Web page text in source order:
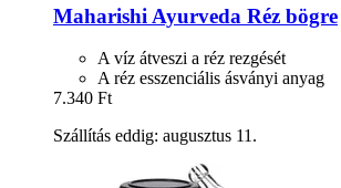
Maharishi Ayurveda Réz bögre
A víz átveszi a réz rezgését
A réz esszenciális ásványi anyag
7.340 Ft
Szállítás eddig: augusztus 11.